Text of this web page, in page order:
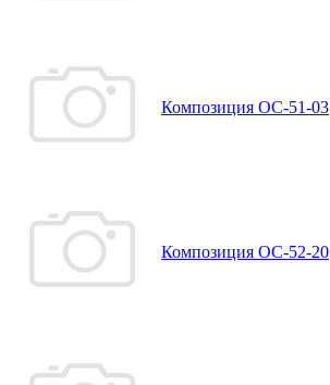
Композиция ОС-51-03
Композиция ОС-52-20